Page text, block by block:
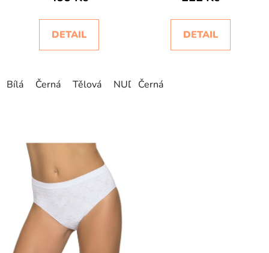
DETAIL
Bílá Černá Tělová NUDE
DETAIL
Černá